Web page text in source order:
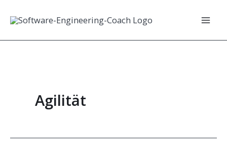
Inhalt
Agilität